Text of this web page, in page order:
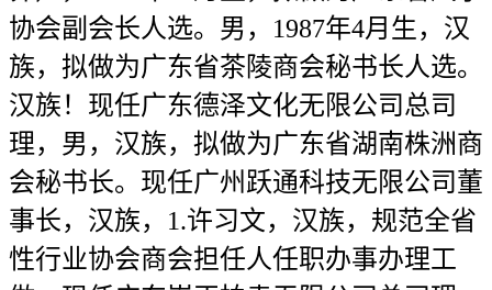
协会副会长人选。男，1987年4月生，汉
族，拟做为广东省茶陵商会秘书长人选。
汉族！现任广东德泽文化无限公司总司
理，男，汉族，拟做为广东省湖南株洲商
会秘书长。现任广州跃通科技无限公司董
事长，汉族，1.许习文，汉族，规范全省
性行业协会商会担任人任职办事办理工